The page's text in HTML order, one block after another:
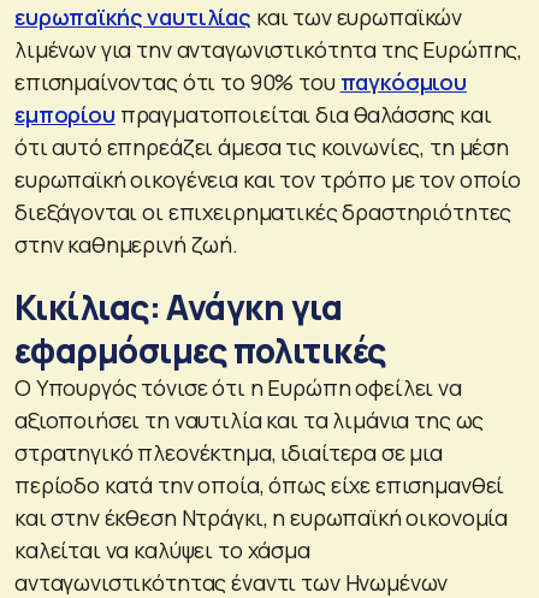
ευρωπαϊκής ναυτιλίας και των ευρωπαϊκών
λιμένων για την ανταγωνιστικότητα της Ευρώπης,
επισημαίνοντας ότι το 90% του παγκόσμιου
εμπορίου πραγματοποιείται δια θαλάσσης και
ότι αυτό επηρεάζει άμεσα τις κοινωνίες, τη μέση
ευρωπαϊκή οικογένεια και τον τρόπο με τον οποίο
διεξάγονται οι επιχειρηματικές δραστηριότητες
στην καθημερινή ζωή.
Κικίλιας: Ανάγκη για
εφαρμόσιμες πολιτικές
Ο Υπουργός τόνισε ότι η Ευρώπη οφείλει να
αξιοποιήσει τη ναυτιλία και τα λιμάνια της ως
στρατηγικό πλεονέκτημα, ιδιαίτερα σε μια
περίοδο κατά την οποία, όπως είχε επισημανθεί
και στην έκθεση Ντράγκι, η ευρωπαϊκή οικονομία
καλείται να καλύψει το χάσμα
ανταγωνιστικότητας έναντι των Ηνωμένων